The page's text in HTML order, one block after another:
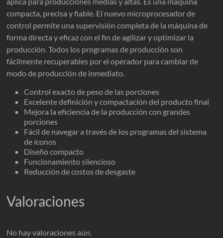
compacta, precisa y fiable. El nuevo microprocesador de
control permite una supervisión completa de la máquina de
forma directa y eficaz con el fin de agilizar y optimizar la
producción. Todos los programas de producción son
fácilmente recuperables por el operador para cambiar de
modo de producción de inmediato.
Control exacto de peso de las porciones
Excelente definición y compactación del producto final
Mejora la eficiencia de la producción con grandes
porciones
Fácil de navegar a través de los programas del sistema
de íconos
Diseño compacto
Funcionamiento silencioso
Reducción de costos de desgaste
Valoraciones
No hay valoraciones aún.